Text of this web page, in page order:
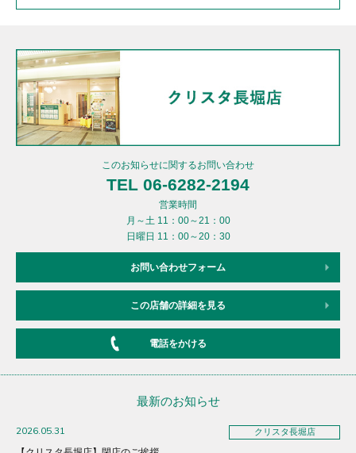
このお知らせに関するお問い合わせ
TEL 06-6282-2194
営業時間
月～土 11：00～21：00
日曜日 11：00～20：30
お問い合わせフォーム
この店舗の詳細を見る
電話をかける
最新のお知らせ
2026.05.31 クリスタ長堀店